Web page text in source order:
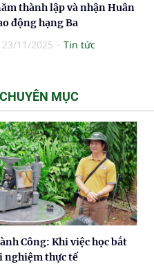
thành lập và nhận Huân
động hạng Ba
23/11/2025 Tin tức
MỤC
Công: Khi việc học bắt
nghiệm thực tế